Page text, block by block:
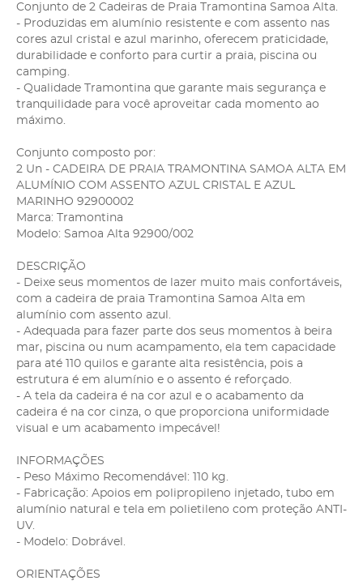
Conjunto de 2 Cadeiras de Praia Tramontina Samoa Alta.
- Produzidas em alumínio resistente e com assento nas
cores azul cristal e azul marinho, oferecem praticidade,
durabilidade e conforto para curtir a praia, piscina ou
camping.
- Qualidade Tramontina que garante mais segurança e
tranquilidade para você aproveitar cada momento ao
máximo.
Conjunto composto por:
2 Un - CADEIRA DE PRAIA TRAMONTINA SAMOA ALTA EM
ALUMÍNIO COM ASSENTO AZUL CRISTAL E AZUL
MARINHO 92900002
Marca: Tramontina
Modelo: Samoa Alta 92900/002
DESCRIÇÃO
- Deixe seus momentos de lazer muito mais confortáveis,
com a cadeira de praia Tramontina Samoa Alta em
alumínio com assento azul.
- Adequada para fazer parte dos seus momentos à beira
mar, piscina ou num acampamento, ela tem capacidade
para até 110 quilos e garante alta resistência, pois a
estrutura é em alumínio e o assento é reforçado.
- A tela da cadeira é na cor azul e o acabamento da
cadeira é na cor cinza, o que proporciona uniformidade
visual e um acabamento impecável!
INFORMAÇÕES
- Peso Máximo Recomendável: 110 kg.
- Fabricação: Apoios em polipropileno injetado, tubo em
alumínio natural e tela em polietileno com proteção ANTI-
UV.
- Modelo: Dobrável.
ORIENTAÇÕES